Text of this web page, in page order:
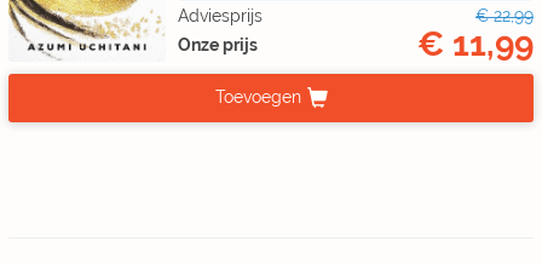
Adviesprijs
€ 22,99
Onze prijs
€ 11,99
Toevoegen